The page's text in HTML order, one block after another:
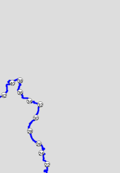
32
24
40
28
36
22
26
30
34
38
42